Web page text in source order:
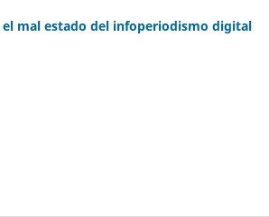
mal estado del infoperiodismo digital